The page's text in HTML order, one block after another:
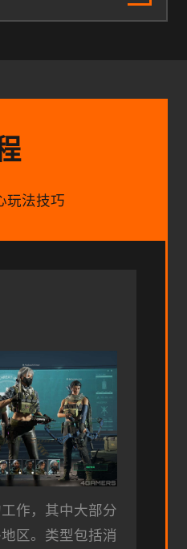
玩法技巧
作，其中大部分
区。类型包括消